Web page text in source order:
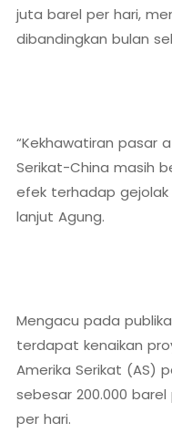
juta barel per hari,
dibandingkan bulan
“Kekhawatiran pasar
Serikat-China masih
efek terhadap gejolak
lanjut Agung.
Mengacu pada
terdapat kenaikan
Amerika Serikat (AS)
sebesar 200.000
per hari.